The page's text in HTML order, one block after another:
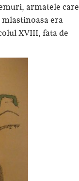
armatele care
era
XVIII, fata de